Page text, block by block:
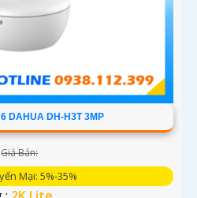
DAHUA DH-H3T 3MP
Giá Bán:
Mại: 5%-35%